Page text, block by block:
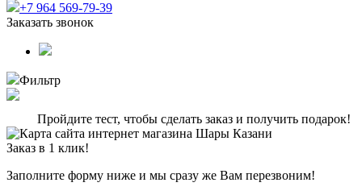
+7 964 569-79-39
Заказать звонок
Фильтр
Пройдите тест, чтобы сделать заказ и получить подарок!
Заказ в 1 клик!
Заполните форму ниже и мы сразу же Вам перезвоним!